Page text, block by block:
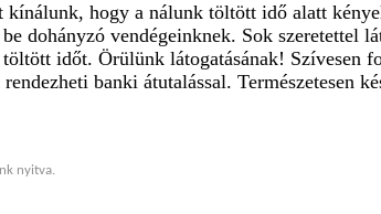
hogy a nálunk töltött idő alatt
dohányzó vendégeinknek. Sok szeretettel
időt. Örülünk látogatásának! Szívesen
banki átutalással. Természetesen
nyitva.